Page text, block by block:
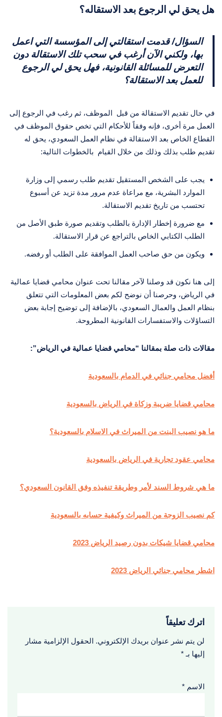
هل يحق لي الرجوع بعد الاستقاله؟
السؤال/ قدمت استقالتي إلى المؤسسة التي اعمل
بها، ولكني الآن أرغب في سحب تلك الاستقالة دون
التعرض للمسائلة القانونية، فهل يحق لي الرجوع
للعمل بعد الاستقالة؟
في حال تقديم الاستقالة من قبل الموظف، ثم رغب في الرجوع إلى
العمل مرة أخرى، فإنه وفقاً للأحكام التي تخص حقوق الموظف في
القطاع الخاص بعد الاستقالة في نظام العمل السعودي، يحق له
تقديم طلب بذلك وذلك من خلال القيام بالخطوات التالية:
يجب على الشخص المستقيل تقديم طلب رسمي إلى وزارة
الموارد البشرية، مع مراعاة عدم مرور مدة تزيد عن أسبوع
تحتسب من تاريخ تقديم الاستقالة.
مع ضرورة إخطار الإدارة بالطلب وتقديم صورة طبق الأصل من
الطلب الكتابي الخاص بالتراجع عن قرار الاستقالة.
ويكون من حق صاحب العمل الموافقة على الطلب أو رفضه.
إلى هنا نكون قد وصلنا لآخر مقالنا تحت عنوان محامي قضايا عمالية
في الرياض، وحرصنا أن نوضح لكم بعض المعلومات التي تتعلق
بنظام العمل والعمال السعودي، بالإضافة إلى توضيح إجابة بعض
التساؤلات والاستفسارات القانونية المطروحة.
مقالات ذات صلة بمقالنا “محامي قضايا عمالية في الرياض”:
أفضل محامي جنائي في الدمام بالسعودية
محامي قضايا ضريبة وزكاة في الرياض بالسعودية
ما هو نصيب البنت من الميراث في الاسلام بالسعودية؟
محامي عقود تجارية في الرياض بالسعودية
ما هي شروط السند لأمر وطريقة تنفيذه وفق القانون السعودي؟
كم نصيب الزوجة من الميراث وكيفية حسابه بالسعودية
محامي قضايا شيكات بدون رصيد الرياض 2023
اشطر محامي جنائي الرياض 2023
اترك تعليقاً
لن يتم نشر عنوان بريدك الإلكتروني. الحقول الإلزامية مشار
إليها بـ *
الاسم *